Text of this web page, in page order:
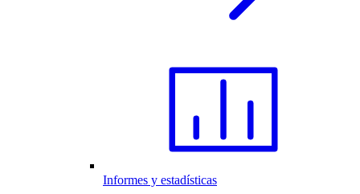
Informes y estadísticas